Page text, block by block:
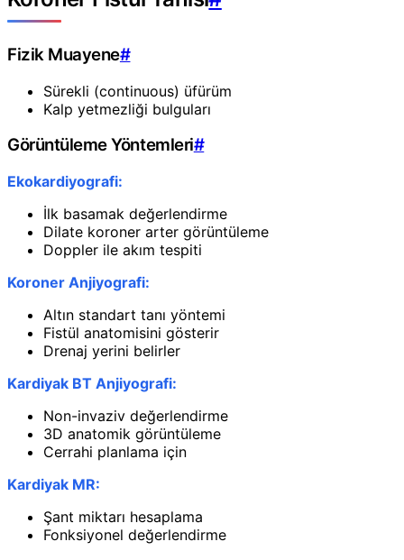
Fizik Muayene#
Sürekli (continuous) üfürüm
Kalp yetmezliği bulguları
Görüntüleme Yöntemleri#
Ekokardiyografi:
İlk basamak değerlendirme
Dilate koroner arter görüntüleme
Doppler ile akım tespiti
Koroner Anjiyografi:
Altın standart tanı yöntemi
Fistül anatomisini gösterir
Drenaj yerini belirler
Kardiyak BT Anjiyografi:
Non-invaziv değerlendirme
3D anatomik görüntüleme
Cerrahi planlama için
Kardiyak MR:
Şant miktarı hesaplama
Fonksiyonel değerlendirme